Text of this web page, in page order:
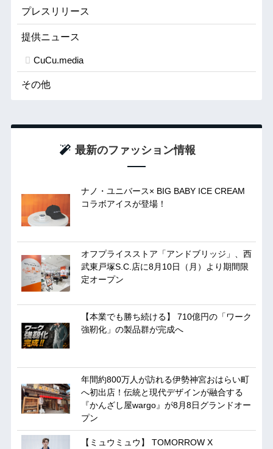
プレスリリース
提供ニュース
CuCu.media
その他
最新のファッション情報
ナノ・ユニバース× BIG BABY ICE CREAM
コラボアイスが登場！
オフプライスストア「アンドブリッジ」、西
武東戸塚S.C.店に8月10日（月）より期間限
定オープン
【本業でも勝ち続ける】 710億円の「ワーク
強靭化」の製品群が完成へ
年間約800万人が訪れる伊勢神宮おはらい町
へ初出店！伝統と現代デザインが融合する
『かんざし屋wargo』が8月8日グランドオー
プン
【ミュウミュウ】 TOMORROW X